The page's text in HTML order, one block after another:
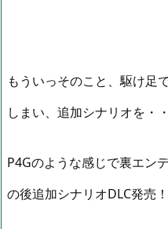
もういっそのこと、駆け足
しまい、追加シナリオを・・
P4Gのような感じで裏エン
の後追加シナリオDLC発売！